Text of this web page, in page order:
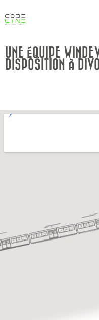
UNE ÉQUIPE
DISPOSITION À